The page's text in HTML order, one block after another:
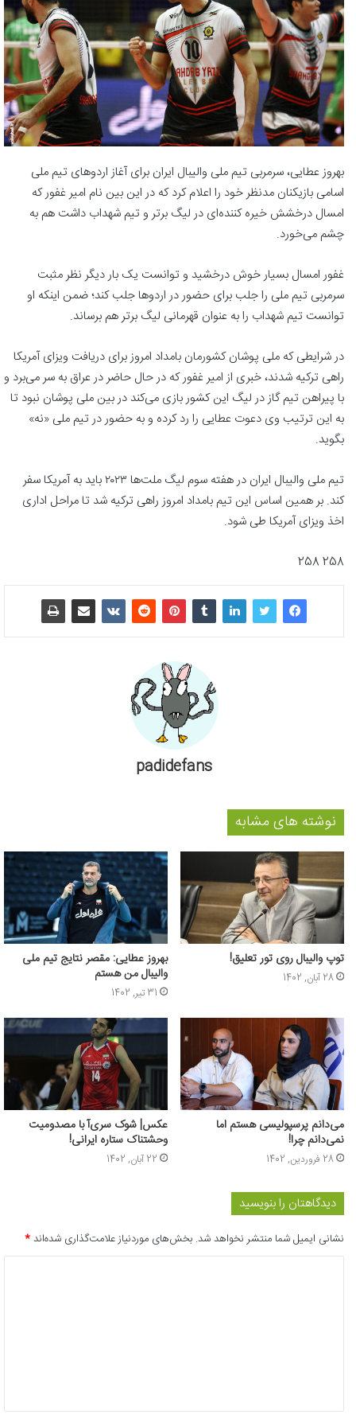
بهروز عطایی، سرمربی تیم ملی والیبال ایران برای آغاز اردوهای تیم ملی
اسامی بازیکنان مدنظر خود را اعلام کرد که در این بین نام امیر غفور که
امسال درخشش خیره کننده‌ای در لیگ برتر و تیم شهداب داشت هم به
چشم می‌خورد.
غفور امسال بسیار خوش درخشید و توانست یک بار دیگر نظر مثبت
سرمربی تیم ملی را جلب برای حضور در اردوها جلب کند؛ ضمن اینکه او
توانست تیم شهداب را به عنوان قهرمانی لیگ برتر هم برساند.
در شرایطی که ملی پوشان کشورمان بامداد امروز برای دریافت ویزای آمریکا
راهی ترکیه شدند، خبری از امیر غفور که در حال حاضر در عراق به سر می‌برد و
با پیراهن تیم گاز در لیگ این کشور بازی می‌کند در بین ملی پوشان نبود تا
به این ترتیب وی دعوت عطایی را رد کرده و به حضور در تیم ملی «نه»
بگوید.
تیم ملی والیبال ایران در هفته سوم لیگ ملت‌ها ۲۰۲۳ باید به آمریکا سفر
کند. بر همین اساس این تیم بامداد امروز راهی ترکیه شد تا مراحل اداری
اخذ ویزای آمریکا طی شود.
258 258
padidefans
نوشته های مشابه
توپ والیبال روی تور تعلیق!
28 آبان, 1402
بهروز عطایی: مقصر نتایج تیم ملی
والیبال من هستم
31 تیر, 1402
می‌دانم پرسپولیسی هستم اما
نمی‌دانم چرا!
28 فروردین, 1402
عکس‌| شوک سری‌آ با مصدومیت
وحشتناک ستاره ایرانی!
22 آبان, 1402
دیدگاهتان را بنویسید
نشانی ایمیل شما منتشر نخواهد شد. بخش‌های موردنیاز علامت‌گذاری شده‌اند*
*